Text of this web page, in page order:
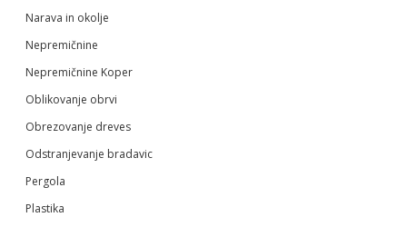
Narava in okolje
Nepremičnine
Nepremičnine Koper
Oblikovanje obrvi
Obrezovanje dreves
Odstranjevanje bradavic
Pergola
Plastika